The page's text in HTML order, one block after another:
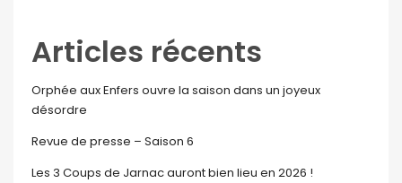
Articles récents
Orphée aux Enfers ouvre la saison dans un joyeux
désordre
Revue de presse – Saison 6
Les 3 Coups de Jarnac auront bien lieu en 2026 !